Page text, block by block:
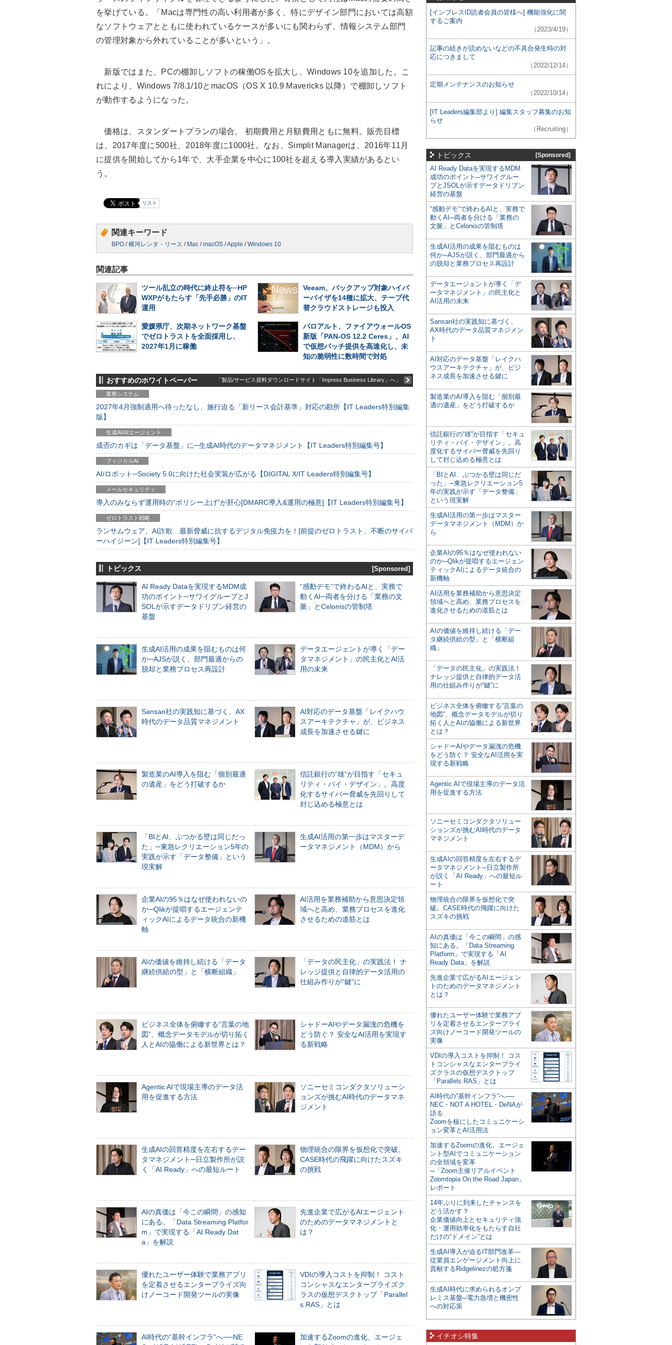
を挙げている。「Macは専門性の高い利用者が多く、特にデザイン部門においては高額
なソフトウェアとともに使われているケースが多いにも関わらず、情報システム部門
の管理対象から外れていることが多いという」。
新版ではまた、PCの棚卸しソフトの稼働OSを拡大し、Windows 10を追加した。こ
れにより、Windows 7/8.1/10とmacOS（OS X 10.9 Mavericks 以降）で棚卸しソフト
が動作するようになった。
価格は、スタンダートプランの場合、 初期費用と月額費用ともに無料。販売目標
は、2017年度に500社、2018年度に1000社。なお、Simplit Managerは、2016年11月
に提供を開始してから1年で、大手企業を中心に100社を超える導入実績があるとい
う。
リスト
関連キーワード
BPO /横河レンタ・リース / Mac /macOS /Apple /Windows 10
関連記事
ツール乱立の時代に終止符を─HP
WXPがもたらす「先手必勝」のIT
運用
Veeam、バックアップ対象ハイパ
ーバイザを14種に拡大、テープ代
替クラウドストレージも投入
愛媛県庁、次期ネットワーク基盤
でゼロトラストを全面採用し、
2027年1月に稼働
パロアルト、ファイアウォールOS
新版「PAN-OS 12.2 Ceres」、AI
で仮想パッチ提供を高速化し、未
知の脆弱性に数時間で対処
おすすめのホワイトペーパー 「製品/サービス資料ダウンロードサイト「Impress Business Library」へ」
業務システム
2027年4月強制適用へ待ったなし、施行迫る「新リース会計基準」対応の勘所【IT Leaders特別編集
版】
生成AI/AIエージェント
成否のカギは「データ基盤」に─生成AI時代のデータマネジメント【IT Leaders特別編集号】
フィジカルAI
AI/ロボット─Society 5.0に向けた社会実装が広がる【DIGITAL X/IT Leaders特別編集号】
メールセキュリティ
導入のみならず運用時の“ポリシー上げ”が肝心[DMARC導入&運用の極意]【IT Leaders特別編集号】
ゼロトラスト戦略
ランサムウェア、AI詐欺…最新脅威に抗するデジタル免疫力を！[前提のゼロトラスト、不断のサイバ
ーハイジーン]【IT Leaders特別編集号】
トピックス [Sponsored]
AI Ready Dataを実現するMDM成
功のポイント─サワイグループとJ
SOLが示すデータドリブン経営の
基盤
“感動デモ”で終わるAIと、実務で
動くAI─両者を分ける「業務の文
脈」とCelonisの管制塔
生成AI活用の成果を阻むものは何
か─AJSが説く、部門最適からの
脱却と業務プロセス再設計
データエージェントが導く「デー
タマネジメント」の民主化とAI活
用の未来
Sansan社の実践知に基づく、AX
時代のデータ品質マネジメント
AI対応のデータ基盤「レイクハウ
スアーキテクチャ」が、ビジネス
成長を加速させる鍵に
製造業のAI導入を阻む「個別最適
の遺産」をどう打破するか
信託銀行の“雄”が目指す「セキュ
リティ・バイ・デザイン」。高度
化するサイバー脅威を先回りして
封じ込める極意とは
「BIとAI、ぶつかる壁は同じだっ
た」─東急レクリエーション5年の
実践が示す「データ整備」という
現実解
生成AI活用の第一歩はマスターデ
ータマネジメント（MDM）から
企業AIの95％はなぜ使われないの
か─Qlikが提唱するエージェンテ
ィックAIによるデータ統合の新機
軸
AI活用を業務補助から意思決定領
域へと高め、業務プロセスを進化
させるための道筋とは
AIの価値を維持し続ける「データ
継続供給の型」と「横断組織」
「データの民主化」の実践法！ ナ
レッジ提供と自律的データ活用の
仕組み作りが“鍵”に
ビジネス全体を俯瞰する“言葉の地
図”、概念データモデルが切り拓く
人とAIの協働による新世界とは？
シャドーAIやデータ漏洩の危機を
どう防ぐ？ 安全なAI活用を実現す
る新戦略
Agentic AIで現場主導のデータ活
用を促進する方法
ソニーセミコンダクタソリューシ
ョンズが挑むAI時代のデータマネ
ジメント
生成AIの回答精度を左右するデー
タマネジメント─日立製作所が説
く「AI Ready」への最短ルート
物理統合の限界を仮想化で突破。
CASE時代の飛躍に向けたスズキ
の挑戦
AIの真価は「今この瞬間」の感知
にある。「Data Streaming Platfor
m」で実現する「AI Ready Dat
a」を解説
先進企業で広がるAIエージェント
のためのデータマネジメントと
は？
優れたユーザー体験で業務アプリ
を定着させるエンタープライズ向
けノーコード開発ツールの実像
VDIの導入コストを抑制！ コスト
コンシャスなエンタープライズク
ラスの仮想デスクトップ「Parallel
s RAS」とは
AI時代の“基幹インフラ”へ──NE
加速するZoomの進化、エージェ
[インプレスID読者会員の皆様へ] 機能強化に関
するご案内
（2023/4/19）
記事の続きが読めないなどの不具合発生時の対
応につきまして
（2022/12/14）
定期メンテナンスのお知らせ
（2022/10/14）
[IT Leaders編集部より] 編集スタッフ募集のお知
らせ
（Recruiting）
トピックス [Sponsored]
AI Ready Dataを実現するMDM
成功のポイント─サワイグルー
プとJSOLが示すデータドリブン
経営の基盤
“感動デモ”で終わるAIと、実務で
動くAI─両者を分ける「業務の
文脈」とCelonisの管制塔
生成AI活用の成果を阻むものは
何か─AJSが説く、部門最適から
の脱却と業務プロセス再設計
データエージェントが導く「デ
ータマネジメント」の民主化と
AI活用の未来
Sansan社の実践知に基づく、
AX時代のデータ品質マネジメン
ト
AI対応のデータ基盤「レイクハ
ウスアーキテクチャ」が、ビジ
ネス成長を加速させる鍵に
製造業のAI導入を阻む「個別最
適の遺産」をどう打破するか
信託銀行の“雄”が目指す「セキュ
リティ・バイ・デザイン」。高
度化するサイバー脅威を先回り
して封じ込める極意とは
「BIとAI、ぶつかる壁は同じだ
った」─東急レクリエーション5
年の実践が示す「データ整備」
という現実解
生成AI活用の第一歩はマスター
データマネジメント（MDM）か
ら
企業AIの95％はなぜ使われない
のか─Qlikが提唱するエージェン
ティックAIによるデータ統合の
新機軸
AI活用を業務補助から意思決定
領域へと高め、業務プロセスを
進化させるための道筋とは
AIの価値を維持し続ける「デー
タ継続供給の型」と「横断組
織」
「データの民主化」の実践法！
ナレッジ提供と自律的データ活
用の仕組み作りが“鍵”に
ビジネス全体を俯瞰する“言葉の
地図”、概念データモデルが切り
拓く人とAIの協働による新世界
とは？
シャドーAIやデータ漏洩の危機
をどう防ぐ？ 安全なAI活用を実
現する新戦略
Agentic AIで現場主導のデータ活
用を促進する方法
ソニーセミコンダクタソリュー
ションズが挑むAI時代のデータ
マネジメント
生成AIの回答精度を左右するデ
ータマネジメント─日立製作所
が説く「AI Ready」への最短ル
ート
物理統合の限界を仮想化で突
破。CASE時代の飛躍に向けた
スズキの挑戦
AIの真価は「今この瞬間」の感
知にある。「Data Streaming
Platform」で実現する「AI
Ready Data」を解説
先進企業で広がるAIエージェン
トのためのデータマネジメント
とは？
優れたユーザー体験で業務アプ
リを定着させるエンタープライ
ズ向けノーコード開発ツールの
実像
VDIの導入コストを抑制！ コス
トコンシャスなエンタープライ
ズクラスの仮想デスクトップ
「Parallels RAS」とは
AI時代の“基幹インフラ”へ──
NEC・NOT A HOTEL・DeNAが
語る
Zoomを核にしたコミュニケーシ
ョン変革とAI活用法
加速するZoomの進化、エージェ
ント型AIでコミュニケーション
の全領域を変革
─「Zoom主催リアルイベント
Zoomtopia On the Road Japan」
レポート
14年ぶりに到来したチャンスを
どう活かす？
企業価値向上とセキュリティ強
化・運用効率化をもたらす自社
だけの“ドメイン”とは
生成AI導入が迫るIT部門改革―
従業員エンゲージメント向上に
貢献するRidgelinezの処方箋
生成AI時代に求められるオンプ
レミス基盤─電力急増と機密性
への対応策
イチオシ特集